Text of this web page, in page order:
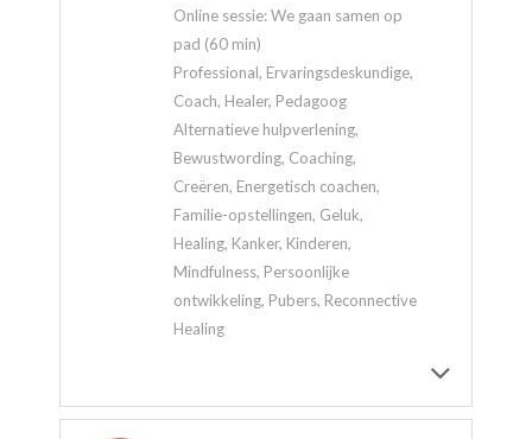
Online sessie: We gaan samen op
pad (60 min)
Professional, Ervaringsdeskundige,
Coach, Healer, Pedagoog
Alternatieve hulpverlening,
Bewustwording, Coaching,
Creëren, Energetisch coachen,
Familie-opstellingen, Geluk,
Healing, Kanker, Kinderen,
Mindfulness, Persoonlijke
ontwikkeling, Pubers, Reconnective
Healing